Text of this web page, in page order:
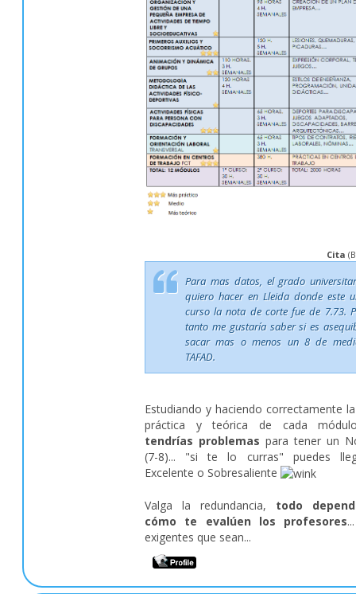
Cita (
Para mas datos, el grado
quiero hacer en Lleida donde este
curso la nota de corte fue de 7.73.
tanto me gustaría saber si es
sacar mas o menos un 8 de
TAFAD.
Estudiando y haciendo correctamente
práctica y teórica de cada
tendrías problemas para tener un
(7-8)... "si te lo curras" puedes
Excelente o Sobresaliente
Valga la redundancia, todo
cómo te evalúen los profesores
exigentes que sean...